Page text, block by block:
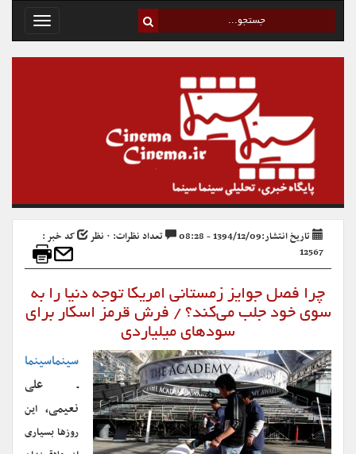
Toggle
تاریخ انتشار:1394/12/09 - 08:28 تعداد نظرات: ۰ نظر
کد خبر :
12567
چرا فصل جوایز زمستانی امریکا توجه دنیا را به
سوی خود جلب می‌کند؟ / فرش قرمز اسکار برای
سودهای میلیاردی
سینماسینما
ـ علی
نعیمی، این
روزها بسیاری